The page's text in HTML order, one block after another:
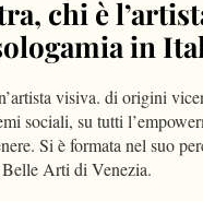
chi è
in
visiva. di origini
sociali, su tutti
Si è formata nel suo
Arti di Venezia.